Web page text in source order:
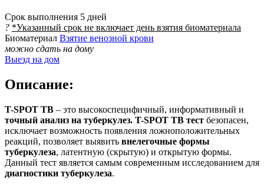
Срок выполнения 5 дней
? *Указанный срок не включает день взятия биоматериала
Биоматериал Взятие венозной крови
можно сдать на дому
Выезд на дом
Описание:
T-SPOT TB – это высокоспецифичный, информативный и
точный анализ на туберкулез. T-SPOT ТВ тест безопасен,
исключает возможность появления ложноположительных
реакций, позволяет выявить внелегочные формы
туберкулеза, латентную (скрытую) и открытую формы.
Данный тест является самым современным исследованием для
диагностики туберкулеза.